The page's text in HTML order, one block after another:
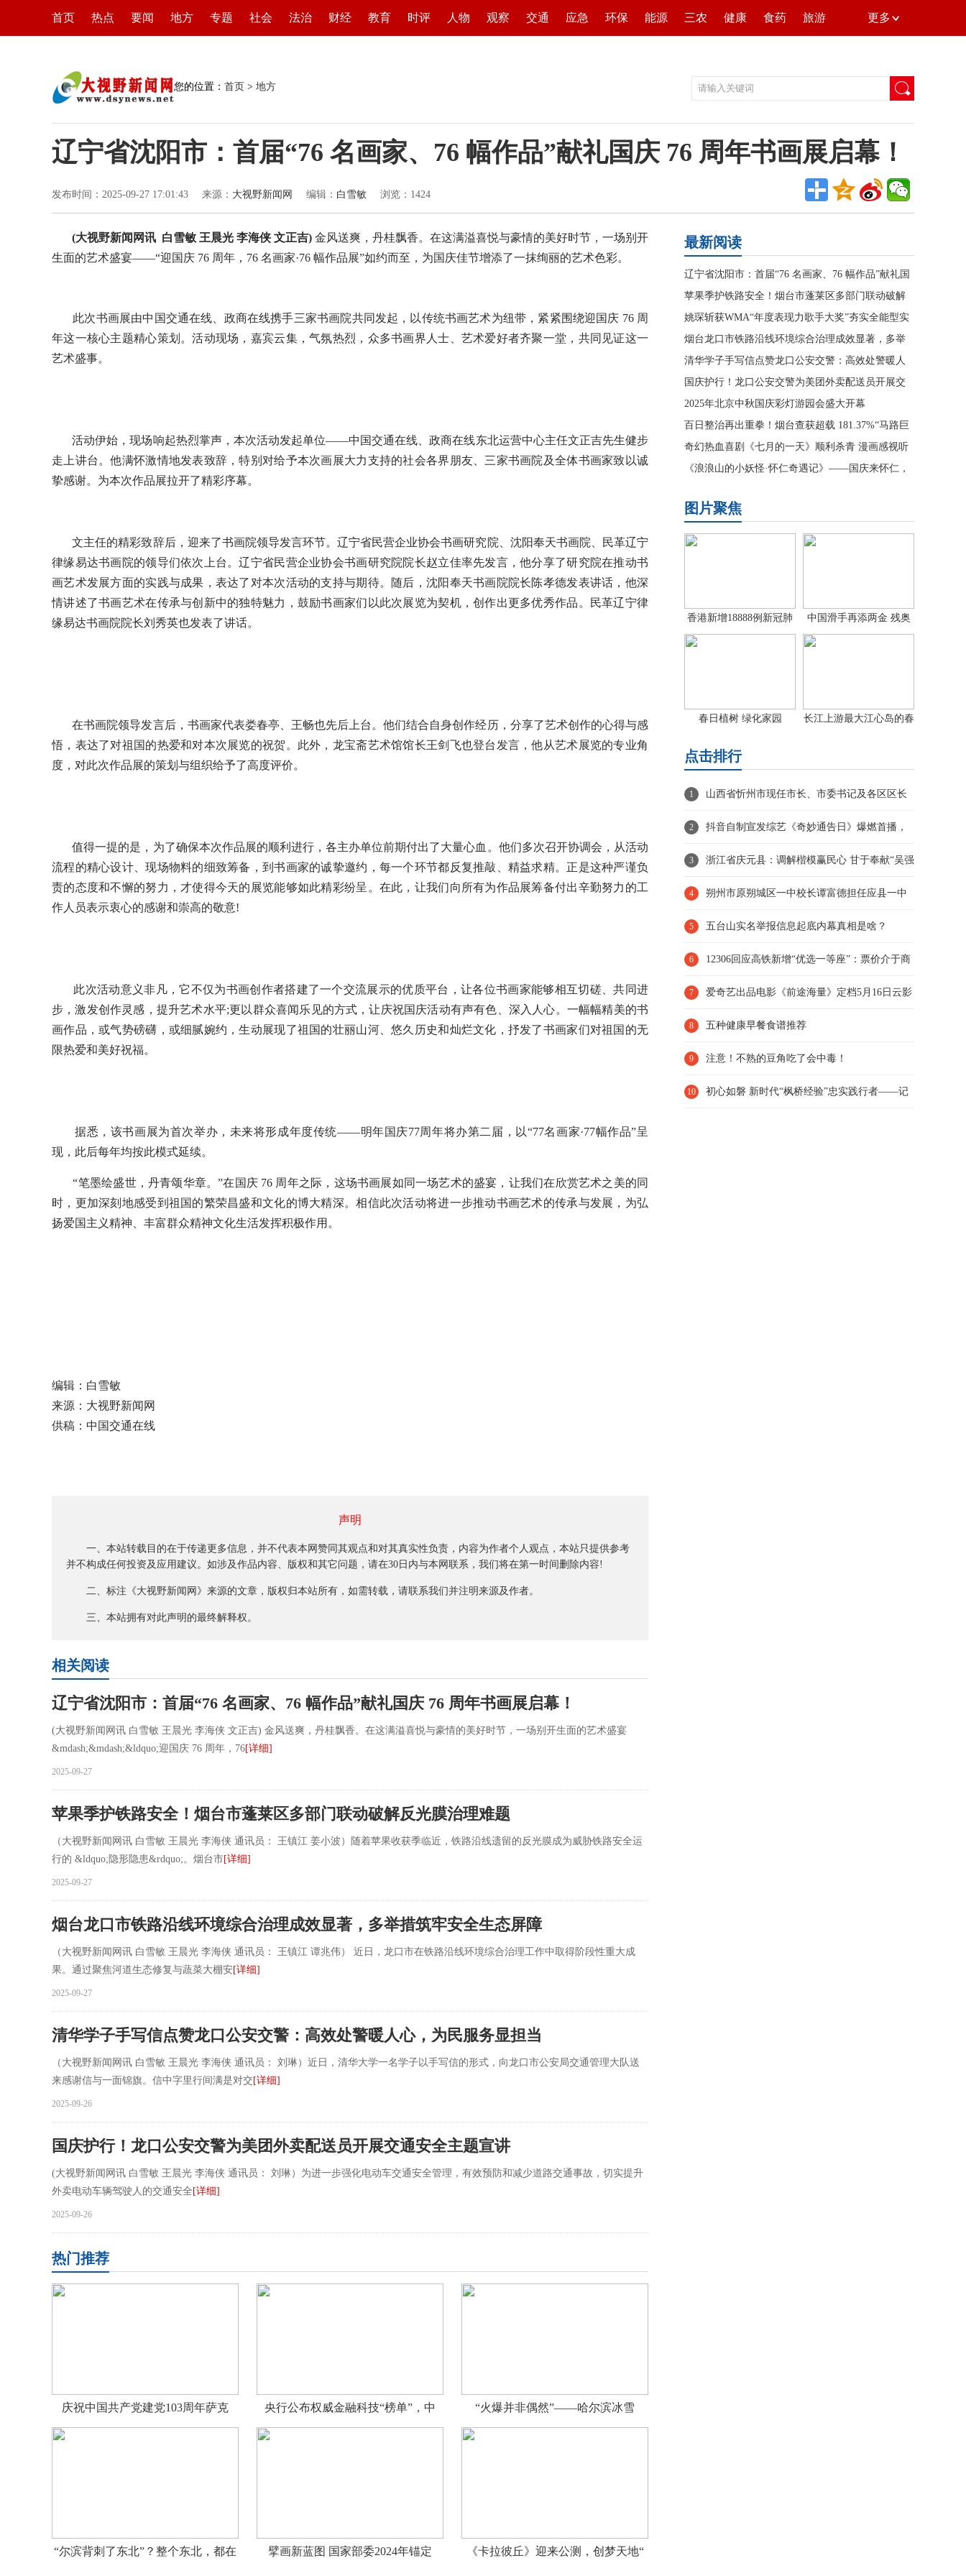
首页 热点 要闻 地方 专题 社会 法治 财经 教育 时评 人物 观察 交通 应急 环保 能源 三农 健康 食药 旅游 更多
您的位置： 首页 > 地方
辽宁省沈阳市：首届“76 名画家、76 幅作品”献礼国庆 76 周年书画展启幕！
发布时间：2025-09-27 17:01:43 来源： 大视野新闻网 编辑： 白雪敏 浏览： 1424
(大视野新闻网讯 白雪敏 王晨光 李海侠 文正吉) 金风送爽，丹桂飘香。在这满溢喜悦与豪情的美好时节，一场别开
生面的艺术盛宴——“迎国庆 76 周年，76 名画家·76 幅作品展”如约而至，为国庆佳节增添了一抹绚丽的艺术色彩。
此次书画展由中国交通在线、政商在线携手三家书画院共同发起，以传统书画艺术为纽带，紧紧围绕迎国庆 76 周
年这一核心主题精心策划。活动现场，嘉宾云集，气氛热烈，众多书画界人士、艺术爱好者齐聚一堂，共同见证这一
艺术盛事。
活动伊始，现场响起热烈掌声，本次活动发起单位——中国交通在线、政商在线东北运营中心主任文正吉先生健步
走上讲台。他满怀激情地发表致辞，特别对给予本次画展大力支持的社会各界朋友、三家书画院及全体书画家致以诚
挚感谢。为本次作品展拉开了精彩序幕。
文主任的精彩致辞后，迎来了书画院领导发言环节。辽宁省民营企业协会书画研究院、沈阳奉天书画院、民革辽宁
律缘易达书画院的领导们依次上台。辽宁省民营企业协会书画研究院院长赵立佳率先发言，他分享了研究院在推动书
画艺术发展方面的实践与成果，表达了对本次活动的支持与期待。随后，沈阳奉天书画院院长陈孝德发表讲话，他深
情讲述了书画艺术在传承与创新中的独特魅力，鼓励书画家们以此次展览为契机，创作出更多优秀作品。民革辽宁律
缘易达书画院院长刘秀英也发表了讲话。
在书画院领导发言后，书画家代表娄春亭、王畅也先后上台。他们结合自身创作经历，分享了艺术创作的心得与感
悟，表达了对祖国的热爱和对本次展览的祝贺。此外，龙宝斋艺术馆馆长王剑飞也登台发言，他从艺术展览的专业角
度，对此次作品展的策划与组织给予了高度评价。
值得一提的是，为了确保本次作品展的顺利进行，各主办单位前期付出了大量心血。他们多次召开协调会，从活动
流程的精心设计、现场物料的细致筹备，到书画家的诚挚邀约，每一个环节都反复推敲、精益求精。正是这种严谨负
责的态度和不懈的努力，才使得今天的展览能够如此精彩纷呈。在此，让我们向所有为作品展筹备付出辛勤努力的工
作人员表示衷心的感谢和崇高的敬意!
此次活动意义非凡，它不仅为书画创作者搭建了一个交流展示的优质平台，让各位书画家能够相互切磋、共同进
步，激发创作灵感，提升艺术水平;更以群众喜闻乐见的方式，让庆祝国庆活动有声有色、深入人心。一幅幅精美的书
画作品，或气势磅礴，或细腻婉约，生动展现了祖国的壮丽山河、悠久历史和灿烂文化，抒发了书画家们对祖国的无
限热爱和美好祝福。
据悉，该书画展为首次举办，未来将形成年度传统——明年国庆77周年将办第二届，以“77名画家·77幅作品”呈
现，此后每年均按此模式延续。
“笔墨绘盛世，丹青颂华章。”在国庆 76 周年之际，这场书画展如同一场艺术的盛宴，让我们在欣赏艺术之美的同
时，更加深刻地感受到祖国的繁荣昌盛和文化的博大精深。相信此次活动将进一步推动书画艺术的传承与发展，为弘
扬爱国主义精神、丰富群众精神文化生活发挥积极作用。
编辑：白雪敏
来源：大视野新闻网
供稿：中国交通在线
声明
一、本站转载目的在于传递更多信息，并不代表本网赞同其观点和对其真实性负责，内容为作者个人观点，本站只提供参考
并不构成任何投资及应用建议。如涉及作品内容、版权和其它问题，请在30日内与本网联系，我们将在第一时间删除内容!
二、标注《大视野新闻网》来源的文章，版权归本站所有，如需转载，请联系我们并注明来源及作者。
三、本站拥有对此声明的最终解释权。
相关阅读
辽宁省沈阳市：首届“76 名画家、76 幅作品”献礼国庆 76 周年书画展启幕！
(大视野新闻网讯 白雪敏 王晨光 李海侠 文正吉) 金风送爽，丹桂飘香。在这满溢喜悦与豪情的美好时节，一场别开生面的艺术盛宴
&mdash;&mdash;&ldquo;迎国庆 76 周年，76[详细]
2025-09-27
苹果季护铁路安全！烟台市蓬莱区多部门联动破解反光膜治理难题
（大视野新闻网讯 白雪敏 王晨光 李海侠 通讯员： 王镇江 姜小波）随着苹果收获季临近，铁路沿线遗留的反光膜成为威胁铁路安全运
行的 &ldquo;隐形隐患&rdquo;。烟台市[详细]
2025-09-27
烟台龙口市铁路沿线环境综合治理成效显著，多举措筑牢安全生态屏障
（大视野新闻网讯 白雪敏 王晨光 李海侠 通讯员： 王镇江 谭兆伟） 近日，龙口市在铁路沿线环境综合治理工作中取得阶段性重大成
果。通过聚焦河道生态修复与蔬菜大棚安[详细]
2025-09-27
清华学子手写信点赞龙口公安交警：高效处警暖人心，为民服务显担当
（大视野新闻网讯 白雪敏 王晨光 李海侠 通讯员： 刘琳）近日，清华大学一名学子以手写信的形式，向龙口市公安局交通管理大队送
来感谢信与一面锦旗。信中字里行间满是对交 [详细]
2025-09-26
国庆护行！龙口公安交警为美团外卖配送员开展交通安全主题宣讲
(大视野新闻网讯 白雪敏 王晨光 李海侠 通讯员： 刘琳）为进一步强化电动车交通安全管理，有效预防和减少道路交通事故，切实提升
外卖电动车辆驾驶人的交通安全 [详细]
2025-09-26
热门推荐
庆祝中国共产党建党103周年萨克 央行公布权威金融科技“榜单”，中 “火爆并非偶然”——哈尔滨冰雪
“尔滨背刺了东北”？整个东北，都在 擘画新蓝图 国家部委2024年锚定 《卡拉彼丘》迎来公测，创梦天地“
最新阅读
辽宁省沈阳市：首届“76 名画家、76 幅作品”献礼国
庆 76 周年书画
苹果季护铁路安全！烟台市蓬莱区多部门联动破解
反光膜治理难题
姚琛斩获WMA“年度表现力歌手大奖”夯实全能型实
力派艺人身份
烟台龙口市铁路沿线环境综合治理成效显著，多举
措筑牢安全生态屏障
清华学子手写信点赞龙口公安交警：高效处警暖人
心，为民服务显担当
国庆护行！龙口公安交警为美团外卖配送员开展交
通安全主题宣讲
2025年北京中秋国庆彩灯游园会盛大开幕
百日整治再出重拳！烟台查获超载 181.37%“马路巨
无霸”
奇幻热血喜剧《七月的一天》顺利杀青 漫画感视听
语言重塑励志成
《浪浪山的小妖怪·怀仁奇遇记》——国庆来怀仁，
图片聚焦
香港新增18888例新冠肺
炎确诊病
中国滑手再添两金 残奥
单板滑雪
春日植树 绿化家园
长江上游最大江心岛的春
点击排行
1 山西省忻州市现任市长、市委书记及各区区长
2 抖音自制宣发综艺《奇妙通告日》爆燃首播，
携手《解密》剧组共闯奇
3 浙江省庆元县：调解楷模赢民心 甘于奉献“吴强
忠“
4 朔州市原朔城区一中校长谭富德担任应县一中
校长！
5 五台山实名举报信息起底内幕真相是啥？
6 12306回应高铁新增“优选一等座”：票价介于商
务座和一等座之间
7 爱奇艺出品电影《前途海量》定档5月16日云影
院独播 包贝尔明道演
8 五种健康早餐食谱推荐
9 注意！不熟的豆角吃了会中毒！
10 初心如磐 新时代“枫桥经验”忠实践行者——记